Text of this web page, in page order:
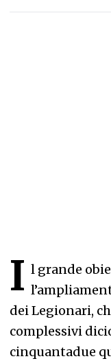
I l grande
dei Legionari,
complessivi
cinquantadue